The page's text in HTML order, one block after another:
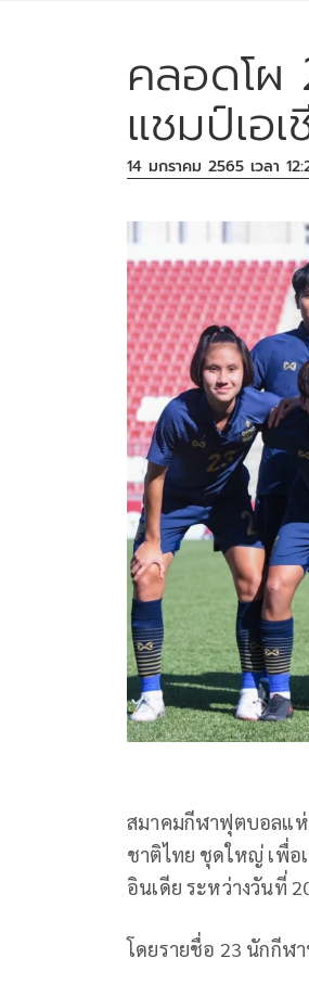
คลอดโผ
แชมป์เอ
14 มกราคม 2565 เวลา
สมาคมกีฬาฟุตบอลแห่
ชาติไทย ชุดใหญ่ เพื่อ
อินเดีย ระหว่างวันที่
โดยรายชื่อ 23 นักกีฬ